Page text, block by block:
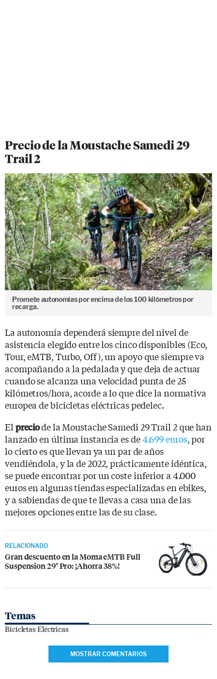
Precio de la Moustache Samedi 29
Trail 2
Promete autonomías por encima de los 100 kilómetros por
recarga.
La autonomía dependerá siempre del nivel de
asistencia elegido entre los cinco disponibles (Eco,
Tour, eMTB, Turbo, Off), un apoyo que siempre va
acompañando a la pedalada y que deja de actuar
cuando se alcanza una velocidad punta de 25
kilómetros/hora, acorde a lo que dice la normativa
europea de bicicletas eléctricas pedelec.
El preciode la Moustache Samedi 29 Trail 2 que han
lanzado en última instancia es de4.699 euros, por
lo cierto es que llevan ya un par de años
vendiéndola, y la de 2022, prácticamente idéntica,
se puede encontrar por un coste inferior a 4.000
euros en algunas tiendas especializadas en ebikes,
y a sabiendas de que te llevas a casa una de las
mejores opciones entre las de su clase.
RELACIONADO
Gran descuento en la Moma eMTB Full
Suspension 29" Pro: ¡Ahorra 38%!
Temas
Bicicletas Eléctricas
MOSTRAR COMENTARIOS